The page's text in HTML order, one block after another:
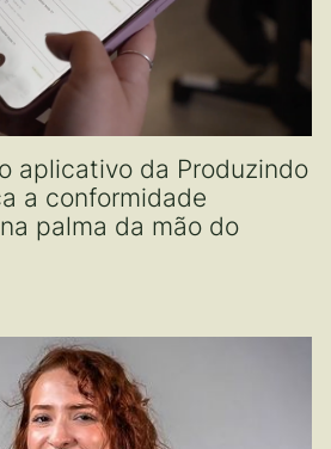
aplicativo da Produzindo
a conformidade
palma da mão do